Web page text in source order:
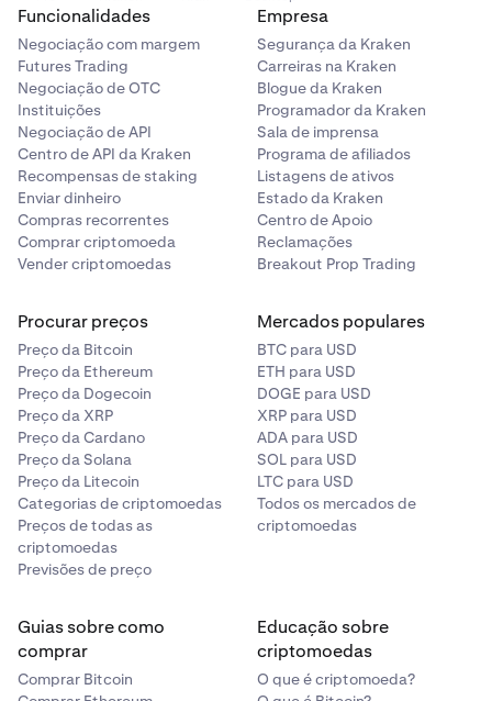
Funcionalidades
Negociação com margem
Futures Trading
Negociação de OTC
Instituições
Negociação de API
Centro de API da Kraken
Recompensas de staking
Enviar dinheiro
Compras recorrentes
Comprar criptomoeda
Vender criptomoedas
Empresa
Segurança da Kraken
Carreiras na Kraken
Blogue da Kraken
Programador da Kraken
Sala de imprensa
Programa de afiliados
Listagens de ativos
Estado da Kraken
Centro de Apoio
Reclamações
Breakout Prop Trading
Procurar preços
Preço da Bitcoin
Preço da Ethereum
Preço da Dogecoin
Preço da XRP
Preço da Cardano
Preço da Solana
Preço da Litecoin
Categorias de criptomoedas
Preços de todas as
criptomoedas
Previsões de preço
Mercados populares
BTC para USD
ETH para USD
DOGE para USD
XRP para USD
ADA para USD
SOL para USD
LTC para USD
Todos os mercados de
criptomoedas
Guias sobre como
comprar
Comprar Bitcoin
Educação sobre
criptomoedas
O que é criptomoeda?